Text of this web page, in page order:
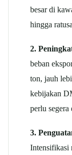
besar di
hingga
2.
beban
ton, jauh
kebijakan
perlu
3.
Intensifikasi